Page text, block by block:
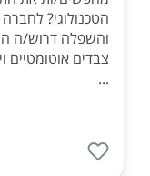
הטכנולוגי?
והשפלה דרוש/ה
צבדים אוטומטיים
...